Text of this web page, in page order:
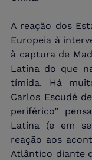
A reação dos
Europeia à
à captura de
Latina do que
tímida. Há
Carlos Escudé
periférico”
Latina (e em
reação aos
Atlântico diante